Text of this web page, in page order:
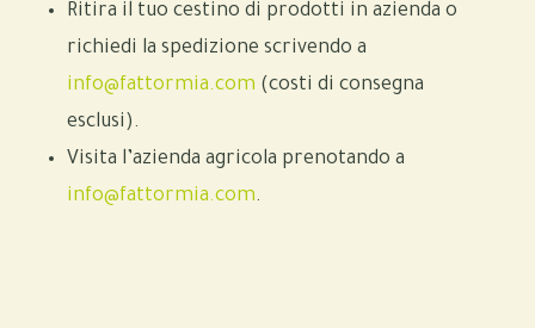
Ritira il tuo cestino di prodotti in azienda o
richiedi la spedizione scrivendo a
info@fattormia.com (costi di consegna
esclusi).
Visita l’azienda agricola prenotando a
info@fattormia.com.